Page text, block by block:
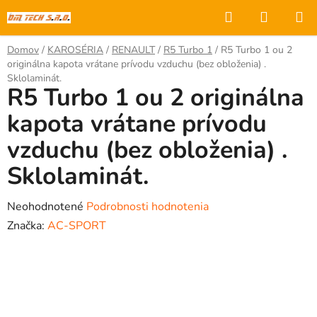
na
obsah
Hľadať
KOŠÍK
Domov / KAROSÉRIA / RENAULT / R5 Turbo 1 / R5 Turbo 1 ou 2
originálna kapota vrátane prívodu vzduchu (bez obloženia) .
Sklolaminát.
R5 Turbo 1 ou 2 originálna
kapota vrátane prívodu
vzduchu (bez obloženia) .
Sklolaminát.
Priemerné
hodnotenie
Neohodnotené Podrobnosti hodnotenia
Značka: AC-SPORT